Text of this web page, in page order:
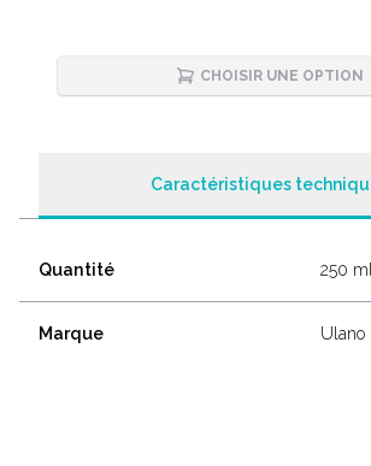
CHOISIR UNE OPTION
Caractéristiques
Quantité 250 ml
Marque Ulano